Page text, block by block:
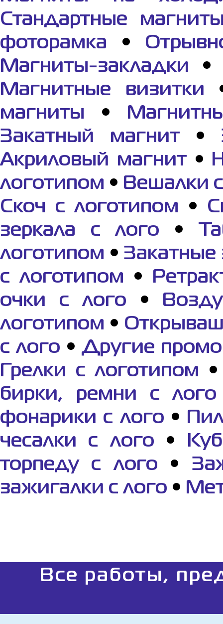
Стандартные
фоторамка •
Магниты-закладки
Магнитные визитки
магниты •
Закатный магнит •
Акриловый магнит•
логотипом • Вешалки
Скоч с логотипом •
зеркала с лого •
логотипом • Закатные
с логотипом •
очки с лого •
логотипом •
с лого •Другие
Грелки с логотипом
бирки, ремни с лого
фонарики с лого •
чесалки с лого •
торпеду с лого •
зажигалки с лого •
Все работы,